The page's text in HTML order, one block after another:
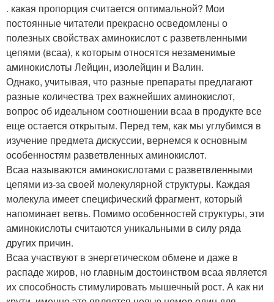
. какая пропорция считается оптимальной? Мои
постоянные читатели прекрасно осведомлены о
полезных свойствах аминокислот с разветвленными
цепями (всаа), к которым относятся незаменимые
аминокислоты Лейцин, изолейцин и Валин.
Однако, учитывая, что разные препараты предлагают
разные количества трех важнейших аминокислот,
вопрос об идеальном соотношении всаа в продукте все
еще остается открытым. Перед тем, как мы углубимся в
изучение предмета дискуссии, вернемся к основным
особенностям разветвленных аминокислот.
Всаа называются аминокислотами с разветвленными
цепями из-за своей молекулярной структуры. Каждая
молекула имеет специфический фрагмент, который
напоминает ветвь. Помимо особенностей структуры, эти
аминокислоты считаются уникальными в силу ряда
других причин.
Всаа участвуют в энергетическом обмене и даже в
распаде жиров, но главным достоинством всаа является
их способность стимулировать мышечный рост. А как ни